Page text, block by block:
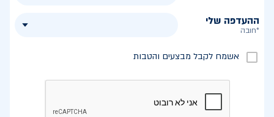
ההעדפה שלי
*חובה
אשמח לקבל מבצעים והטבות